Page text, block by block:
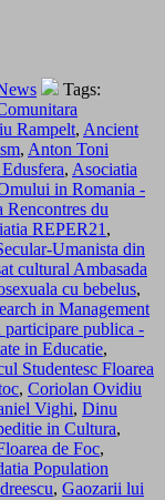
Tags:
Rampelt, Ancient
, Anton Toni
, Asociatia
in Romania -
Rencontres du
REPER21 ,
Umanista din
cultural Ambasada
cu bebelus,
in Management
participare publica -
in Educatie,
Studentesc Floarea
, Coriolan Ovidiu
Vighi, Dinu
in Cultura,
de Foc,
Population
, Gaozarii lui